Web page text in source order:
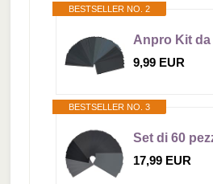
BESTSELLER NO. 2
9,99 EUR
BESTSELLER NO. 3
17,99 EUR